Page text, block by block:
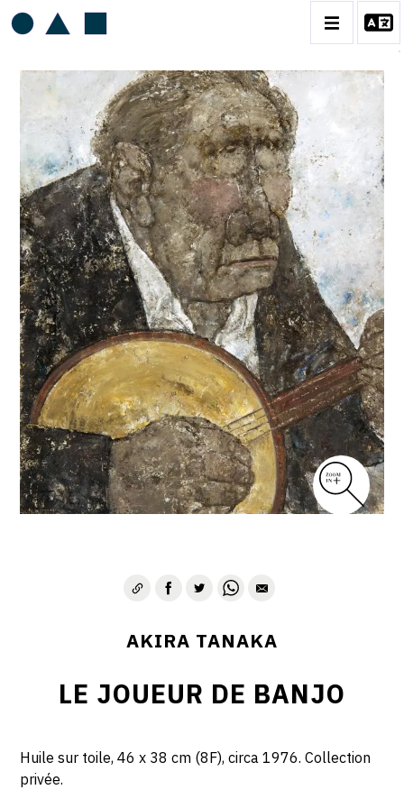
AKIRA TANAKA
BIOGRAPHIE
CATALOGUE DES OEUVRES
CONTACT
AKIRA TANAKA
LE JOUEUR DE BANJO
Huile sur toile, 46 x 38 cm (8F), circa 1976. Collection
privée.